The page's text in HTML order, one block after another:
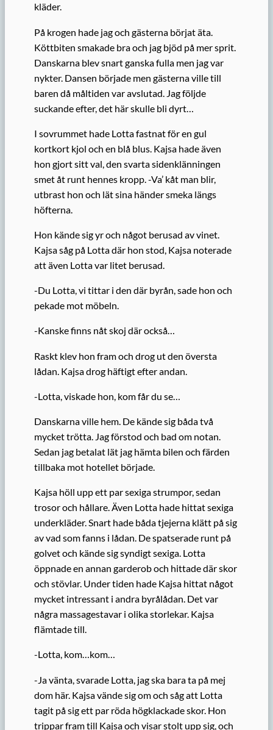
kläder.
På krogen hade jag och gästerna börjat äta.
Köttbiten smakade bra och jag bjöd på mer sprit.
Danskarna blev snart ganska fulla men jag var
nykter. Dansen började men gästerna ville till
baren då måltiden var avslutad. Jag följde
suckande efter, det här skulle bli dyrt…
I sovrummet hade Lotta fastnat för en gul
kortkort kjol och en blå blus. Kajsa hade även
hon gjort sitt val, den svarta sidenklänningen
smet åt runt hennes kropp. -Va’ kåt man blir,
utbrast hon och lät sina händer smeka längs
höfterna.
Hon kände sig yr och något berusad av vinet.
Kajsa såg på Lotta där hon stod, Kajsa noter­ade
att även Lotta var litet berusad.
-Du Lotta, vi tittar i den där byrån, sade hon och
pekade mot möbeln.
-Kanske finns nåt skoj där också…
Raskt klev hon fram och drog ut den översta
lådan. Kajsa drog häftigt efter andan.
-Lotta, viskade hon, kom får du se…
Danskarna ville hem. De kände sig båda två
mycket trötta. Jag förstod och bad om notan.
Sedan jag betalat lät jag hämta bilen och färden
tillbaka mot hotellet började.
Kajsa höll upp ett par sexiga strumpor, sedan
trosor och hållare. Även Lotta hade hittat sexiga
underkläder. Snart hade båda tjejerna klätt på sig
av vad som fanns i lådan. De spatserade runt på
golvet och kände sig syndigt sexiga. Lotta
öppnade en annan garderob och hittade där skor
och stövlar. Under tiden hade Kajsa hittat något
mycket intressant i andra byrålådan. Det var
några massagestavar i olika storlekar. Kajsa
flämtade till.
-Lotta, kom…kom…
-Ja vänta, svarade Lotta, jag ska bara ta på mej
dom här. Kajsa vände sig om och såg att Lotta
tagit på sig ett par röda högklackade skor. Hon
trippar fram till Kajsa och visar stolt upp sig, och